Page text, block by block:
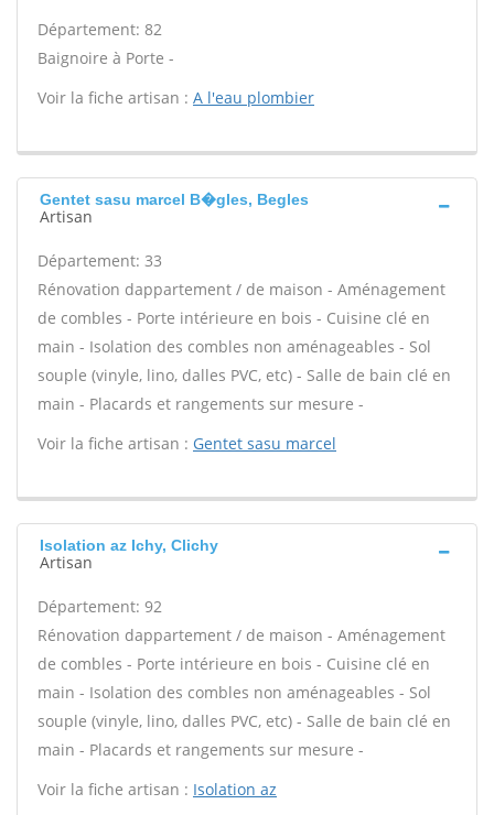
Département: 82
Baignoire à Porte -
Voir la fiche artisan : A l'eau plombier
Gentet sasu marcel B�gles, Begles
Artisan
Département: 33
Rénovation dappartement / de maison - Aménagement
de combles - Porte intérieure en bois - Cuisine clé en
main - Isolation des combles non aménageables - Sol
souple (vinyle, lino, dalles PVC, etc) - Salle de bain clé en
main - Placards et rangements sur mesure -
Voir la fiche artisan : Gentet sasu marcel
Isolation az Ichy, Clichy
Artisan
Département: 92
Rénovation dappartement / de maison - Aménagement
de combles - Porte intérieure en bois - Cuisine clé en
main - Isolation des combles non aménageables - Sol
souple (vinyle, lino, dalles PVC, etc) - Salle de bain clé en
main - Placards et rangements sur mesure -
Voir la fiche artisan : Isolation az